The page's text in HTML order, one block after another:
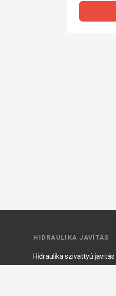
HIDRAULIKA JAVÍTÁS
Hidraulika szivattyú javitás